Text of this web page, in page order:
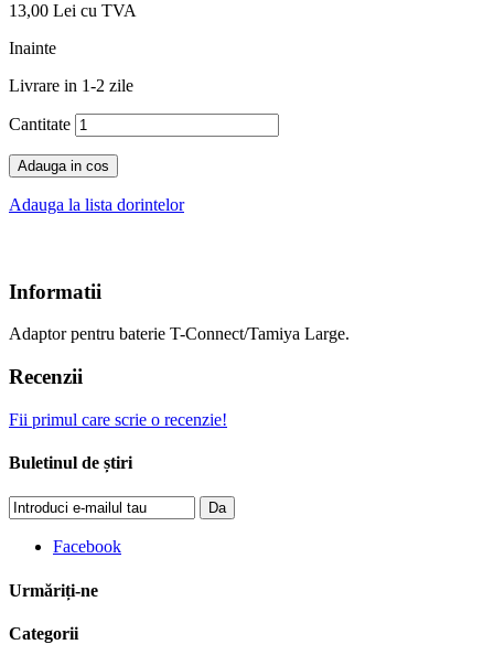
13,00 Lei cu TVA
Inainte
Livrare in 1-2 zile
Cantitate
Adauga in cos
Adauga la lista dorintelor
Informatii
Adaptor pentru baterie T-Connect/Tamiya Large.
Recenzii
Fii primul care scrie o recenzie!
Buletinul de știri
Da
Facebook
Urmăriți-ne
Categorii